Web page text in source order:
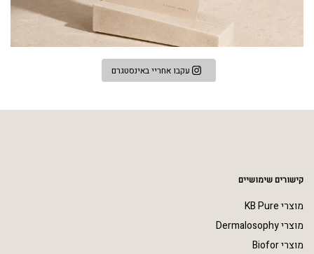
עקבו אחריי באינסטגרם
קישורים שימושיים
מוצרי KB Pure
מוצרי Dermalosophy
מוצרי Biofor